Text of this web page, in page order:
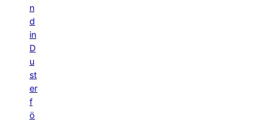
n
d
in
D
u
st
er
f
ö